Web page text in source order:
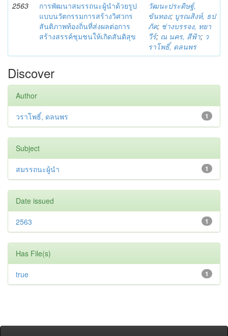
2563
การพัฒนาสมรรถนะผู้นำด้วยรูป
แบบนวัตกรรมการสร้างวิศวกร
สันติภาพท้องถิ่นที่ส่งผลต่อการ
สร้างสรรค์ชุมชนให้เกิดสันติสุข
วัฒนะประดิษฐ์,
ขันทอง; บูรณสิงห์, ธป
ภัค; ช่างบรรจง, ทยา
วีร์; ณ นคร, สีฟ้า; ว
ราโพธิ์, ดลนพร
Discover
Author
1
วราโพธิ์, ดลนพร
Subject
1
สมรรถนะผู้นำ
Date issued
1
2563
Has File(s)
1
true